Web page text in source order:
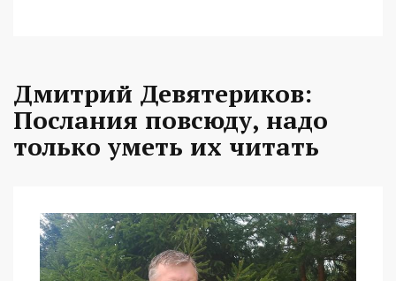
Дмитрий Девятериков:
Послания повсюду, надо
только уметь их читать